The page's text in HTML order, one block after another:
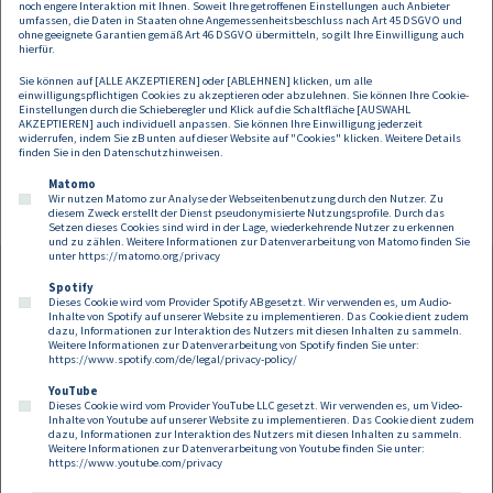
Komitee kann sie diese Schwerpunkte noch gezielter umsetzen.
Francine Brogyányi ist unter anderem Vortragende für die Pharmig
Casinos Austria AG. Neben ihrer Anwaltskarriere entwickelte sie
gemeinsam mit ihrem Schwager die Mobil-App Whisperocity, die
Städtetouristen die schönsten Spots einer Stadt aus der Sicht von
Einheimischen näherbringt.
Footer
Kontakt Datenschutz
Impressum
Compliance
Cookies
noch engere Interaktion mit Ihnen. Soweit Ihre getroffenen Einstellungen auch Anbieter
umfassen, die Daten in Staaten ohne Angemessenheitsbeschluss nach Art 45 DSGVO und
ohne geeignete Garantien gemäß Art 46 DSGVO übermitteln, so gilt Ihre Einwilligung auch
hierfür.
Sie können auf [ALLE AKZEPTIEREN] oder [ABLEHNEN] klicken, um alle
einwilligungspflichtigen Cookies zu akzeptieren oder abzulehnen. Sie können Ihre Cookie-
Einstellungen durch die Schieberegler und Klick auf die Schaltfläche [AUSWAHL
AKZEPTIEREN] auch individuell anpassen. Sie können Ihre Einwilligung jederzeit
widerrufen, indem Sie zB unten auf dieser Website auf "Cookies" klicken. Weitere Details
finden Sie in den Datenschutzhinweisen.
Matomo
Wir nutzen Matomo zur Analyse der Webseitenbenutzung durch den Nutzer. Zu
diesem Zweck erstellt der Dienst pseudonymisierte Nutzungsprofile. Durch das
Setzen dieses Cookies sind wird in der Lage, wiederkehrende Nutzer zu erkennen
und zu zählen. Weitere Informationen zur Datenverarbeitung von Matomo finden Sie
unter https://matomo.org/privacy
Spotify
Dieses Cookie wird vom Provider Spotify AB gesetzt. Wir verwenden es, um Audio-
Inhalte von Spotify auf unserer Website zu implementieren. Das Cookie dient zudem
dazu, Informationen zur Interaktion des Nutzers mit diesen Inhalten zu sammeln.
Weitere Informationen zur Datenverarbeitung von Spotify finden Sie unter:
https://www.spotify.com/de/legal/privacy-policy/
YouTube
Dieses Cookie wird vom Provider YouTube LLC gesetzt. Wir verwenden es, um Video-
Inhalte von Youtube auf unserer Website zu implementieren. Das Cookie dient zudem
dazu, Informationen zur Interaktion des Nutzers mit diesen Inhalten zu sammeln.
Weitere Informationen zur Datenverarbeitung von Youtube finden Sie unter:
https://www.youtube.com/privacy
Follow us on: